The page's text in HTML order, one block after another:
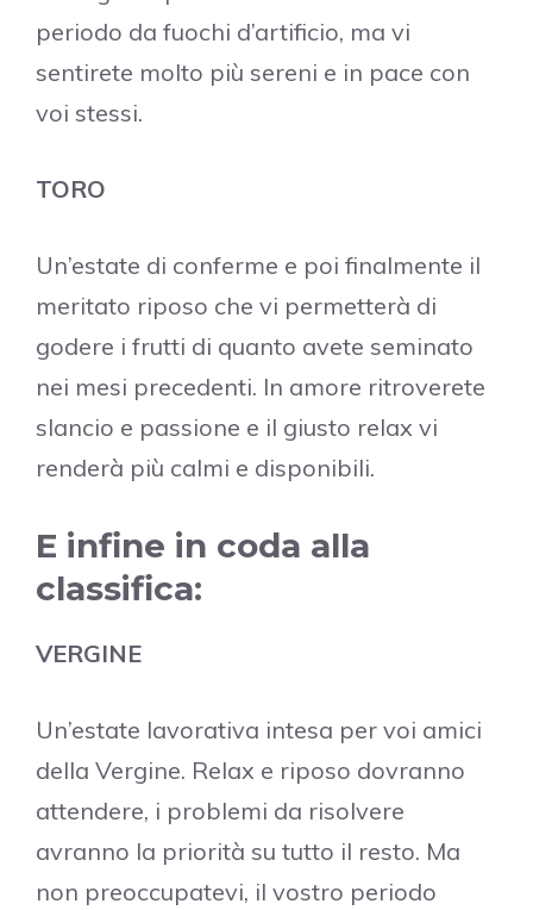
periodo da fuochi d’artificio, ma vi
sentirete molto più sereni e in pace con
voi stessi.
TORO
Un’estate di conferme e poi finalmente il
meritato riposo che vi permetterà di
godere i frutti di quanto avete seminato
nei mesi precedenti. In amore ritroverete
slancio e passione e il giusto relax vi
renderà più calmi e disponibili.
E infine in coda alla
classifica:
VERGINE
Un’estate lavorativa intesa per voi amici
della Vergine. Relax e riposo dovranno
attendere, i problemi da risolvere
avranno la priorità su tutto il resto. Ma
non preoccupatevi, il vostro periodo